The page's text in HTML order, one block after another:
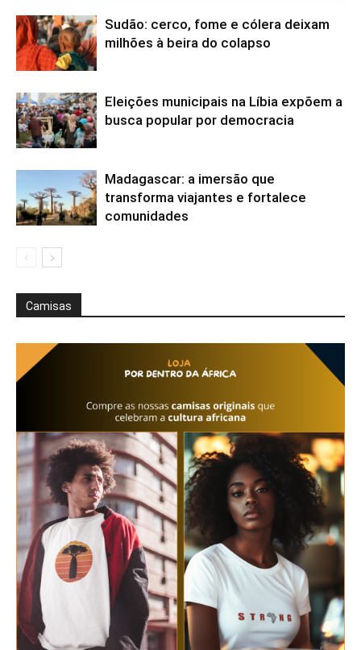
Sudão: cerco, fome e cólera deixam
milhões à beira do colapso
Eleições municipais na Líbia expõem a
busca popular por democracia
Madagascar: a imersão que
transforma viajantes e fortalece
comunidades
Camisas